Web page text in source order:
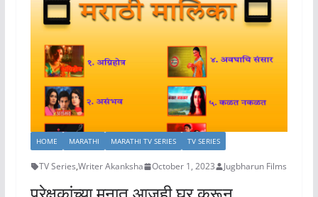
HOME MARATHI MARATHI TV SERIES TV SERIES
TV Series,Writer Akanksha October 1, 2023 Jugbharun Films